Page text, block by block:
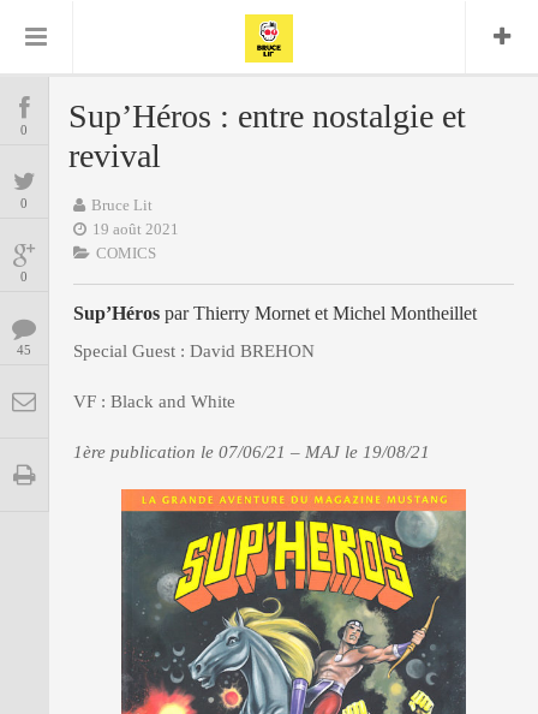
COMICS
MANGAS
BD
ENCYCLOPEGEEK
CINE-SERIES-ANIME
MUSIQUE
LA BRUCE TEAM : SAISON 13
0
0
0
45
Sup’Héros : entre nostalgie et
revival
Bruce Lit
19 août 2021
COMICS
Sup’Héros par Thierry Mornet et Michel Montheillet
Special Guest : David BREHON
VF : Black and White
1ère publication le 07/06/21 – MAJ le 19/08/21
Comics
Daredevil DC
Delcourt Eddy Vanleffe
Encyclopegeek
Replay
Glénat Graphic Novel
Independants JB Vu Van
Nguyen
Marvel Mattie boy Musique
Panini Patrick Faivre Presse
Présence Punisher Rock Semic
Tornado Urban Vertigo xmen